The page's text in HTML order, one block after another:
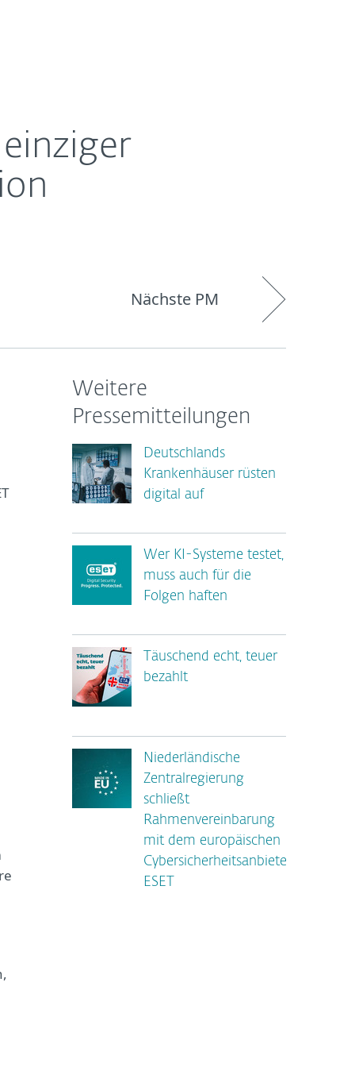
Nächste PM
Weitere
Pressemitteilungen
Deutschlands
Krankenhäuser rüsten
digital auf
Wer KI-Systeme testet,
muss auch für die
Folgen haften
Täuschend echt, teuer
bezahlt
Niederländische
Zentralregierung
schließt
Rahmenvereinbarung
mit dem europäischen
Cybersicherheitsanbieter
ESET